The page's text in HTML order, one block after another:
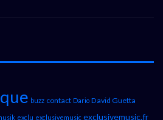
buzz contact Dario David Guetta
exclu exclusivemusic exclusivemusic.fr